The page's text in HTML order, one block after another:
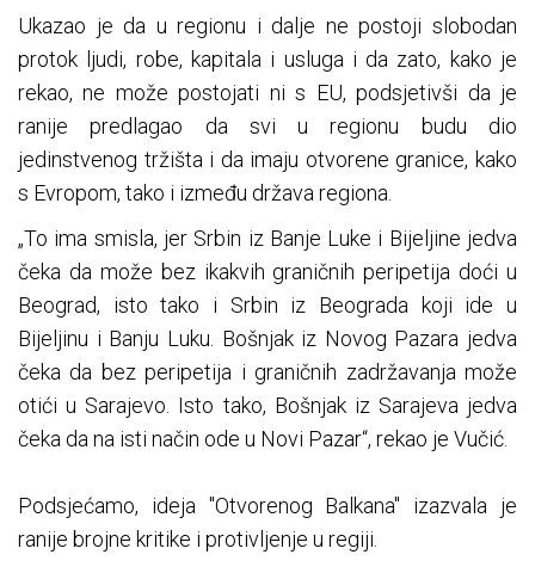
Ukazao je da u regionu i dalje ne postoji slobodan
protok ljudi, robe, kapitala i usluga i da zato, kako je
rekao, ne može postojati ni s EU, podsjetivši da je
ranije predlagao da svi u regionu budu dio
jedinstvenog tržišta i da imaju otvorene granice, kako
s Evropom, tako i između država regiona.
„To ima smisla, jer Srbin iz Banje Luke i Bijeljine jedva
čeka da može bez ikakvih graničnih peripetija doći u
Beograd, isto tako i Srbin iz Beograda koji ide u
Bijeljinu i Banju Luku. Bošnjak iz Novog Pazara jedva
čeka da bez peripetija i graničnih zadržavanja može
otići u Sarajevo. Isto tako, Bošnjak iz Sarajeva jedva
čeka da na isti način ode u Novi Pazar“, rekao je Vučić.
Podsjećamo, ideja "Otvorenog Balkana" izazvala je
ranije brojne kritike i protivljenje u regiji.